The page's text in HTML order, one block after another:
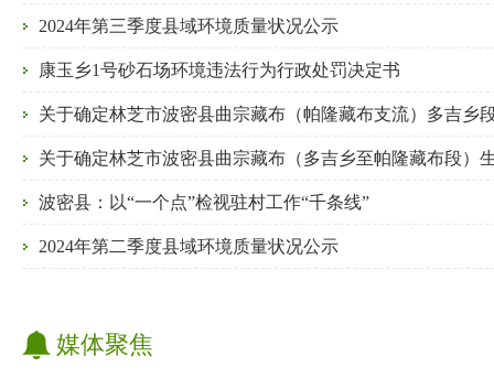
2024年第三季度县域环境质量状况公示
康玉乡1号砂石场环境违法行为行政处罚决定书
波密县：以“一个点”检视驻村工作“千条线”
2024年第二季度县域环境质量状况公示
媒体聚焦